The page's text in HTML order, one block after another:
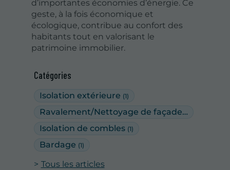
Catégories
Isolation extérieure (1)
Ravalement/Nettoyage de façades
Isolation de combles (1)
Bardage (1)
Tous les articles
d’importantes économies d’énergie. Ce
geste, à la fois économique et
écologique, contribue au confort des
habitants tout en valorisant le
patrimoine immobilier.